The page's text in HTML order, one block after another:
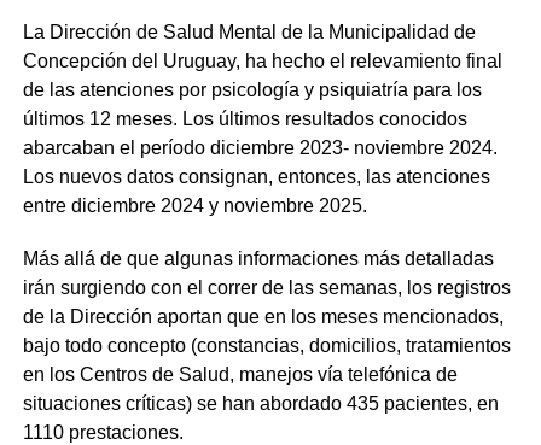
La Dirección de Salud Mental de la Municipalidad de
Concepción del Uruguay, ha hecho el relevamiento final
de las atenciones por psicología y psiquiatría para los
últimos 12 meses. Los últimos resultados conocidos
abarcaban el período diciembre 2023- noviembre 2024.
Los nuevos datos consignan, entonces, las atenciones
entre diciembre 2024 y noviembre 2025.
Más allá de que algunas informaciones más detalladas
irán surgiendo con el correr de las semanas, los registros
de la Dirección aportan que en los meses mencionados,
bajo todo concepto (constancias, domicilios, tratamientos
en los Centros de Salud, manejos vía telefónica de
situaciones críticas) se han abordado 435 pacientes, en
1110 prestaciones.